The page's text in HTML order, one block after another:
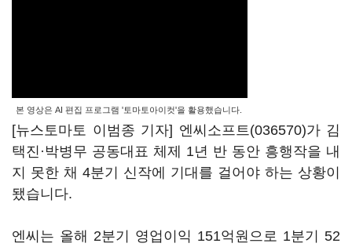
본 영상은 AI 편집 프로그램 '토마토아이컷'을 활용했습니다.
[뉴스토마토 이범종 기자] 엔씨소프트(036570)가 김
택진·박병무 공동대표 체제 1년 반 동안 흥행작을 내
지 못한 채 4분기 신작에 기대를 걸어야 하는 상황이
됐습니다.
엔씨는 올해 2분기 영업이익 151억원으로 1분기 52